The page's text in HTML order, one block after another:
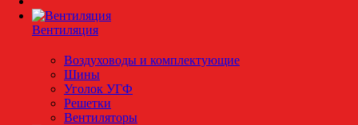
Вентиляция
Воздуховоды и комплектующие
Шины
Уголок УГФ
Решeтки
Вентиляторы